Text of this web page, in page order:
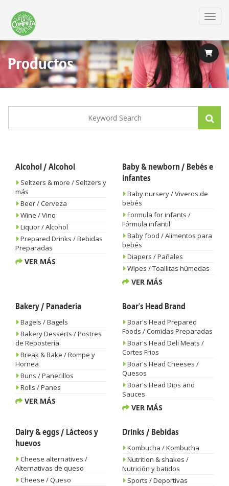
main
content
Productos
Alcohol / Alcohol
Seltzers & more / Seltzers y
más
Beer / Cerveza
Wine / Vino
Liquor / Alcohol
Prepared Drinks / Bebidas
Preparadas
VER MÁS
Baby & newborn / Bebés e
infantes
Baby nursery / Viveros de
bebés
Formula for infants /
Fórmula infantil
Baby food / Alimentos para
bebés
Diapers / Pañales
Wipes / Toallitas húmedas
VER MÁS
Bakery / Panadería
Bagels / Bagels
Bakery Desserts / Postres
de Repostería
Break & Bake / Rompe y
Hornea
Buns / Panecillos
Rolls / Panes
VER MÁS
Boar's Head Brand
Boar's Head Prepared
Foods / Comidas Preparadas
Boar's Head Deli Meats /
Cortes Frios
Boar's Head Cheeses /
Quesos
Boar's Head Dips and
Sauces
VER MÁS
Dairy & eggs / Lácteos y
huevos
Cheese alternatives /
Alternativas de queso
Cheese / Queso
Drinks / Bebidas
Kombucha / Kombucha
Nutrition & shakes /
Nutrición y batidos
Sports / Deportivas